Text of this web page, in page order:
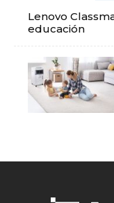
Lenovo
educación